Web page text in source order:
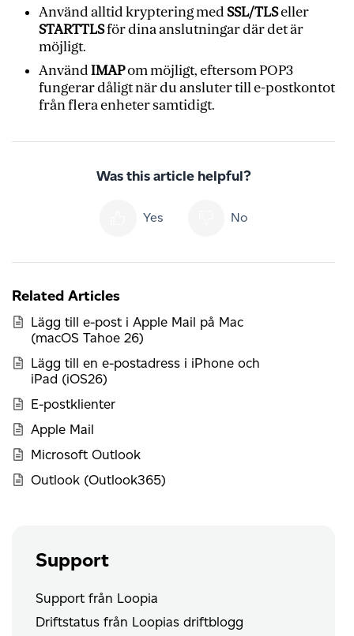
Använd alltid kryptering medSSL/TLSeller
STARTTLSför dina anslutningar där det är
möjligt.
AnvändIMAPom möjligt, eftersom POP3
fungerar dåligt när du ansluter till e-postkontot
från flera enheter samtidigt.
Was this article helpful?
Yes No
Related Articles
Lägg till e-post i Apple Mail på Mac
(macOS Tahoe 26)
Lägg till en e-postadress i iPhone och
iPad (iOS26)
E-postklienter
Apple Mail
Microsoft Outlook
Outlook (Outlook365)
Support
Support från Loopia
Driftstatus från Loopias driftblogg